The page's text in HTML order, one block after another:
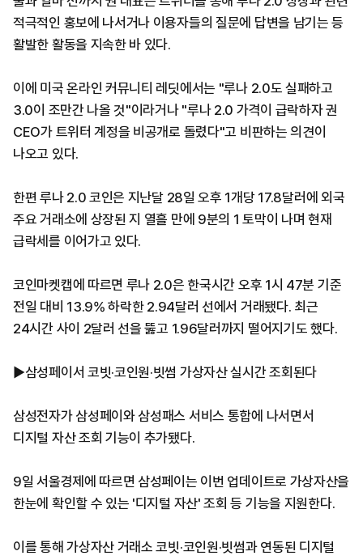
적극적인 홍보에 나서거나 이용자들의 질문에 답변을 남기는 등
활발한 활동을 지속한 바 있다.
이에 미국 온라인 커뮤니티 레딧에서는 "루나 2.0도 실패하고
3.0이 조만간 나올 것"이라거나 "루나 2.0 가격이 급락하자 권
CEO가 트위터 계정을 비공개로 돌렸다"고 비판하는 의견이
나오고 있다.
한편 루나 2.0 코인은 지난달 28일 오후 1개당 17.8달러에 외국
주요 거래소에 상장된 지 열흘 만에 9분의 1 토막이 나며 현재
급락세를 이어가고 있다.
코인마켓캡에 따르면 루나 2.0은 한국시간 오후 1시 47분 기준
전일 대비 13.9% 하락한 2.94달러 선에서 거래됐다. 최근
24시간 사이 2달러 선을 뚫고 1.96달러까지 떨어지기도 했다.
▶삼성페이서 코빗·코인원·빗썸 가상자산 실시간 조회된다
삼성전자가 삼성페이와 삼성패스 서비스 통합에 나서면서
디지털 자산 조회 기능이 추가됐다.
9일 서울경제에 따르면 삼성페이는 이번 업데이트로 가상자산을
한눈에 확인할 수 있는 '디지털 자산' 조회 등 기능을 지원한다.
이를 통해 가상자산 거래소 코빗·코인원·빗썸과 연동된 디지털